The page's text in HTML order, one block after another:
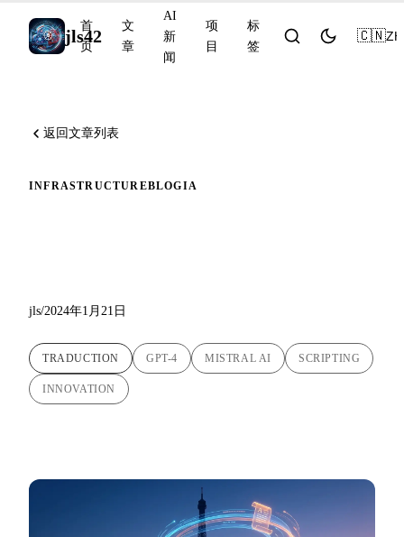
jls42
首
页
文
章
AI
新
闻
项
目
标
签
🇨🇳ZH
返回文章列表
INFRASTRUCTUREBLOGIA
jls/2024年1月21日
TRADUCTION GPT-4 MISTRAL AI SCRIPTING
INNOVATION